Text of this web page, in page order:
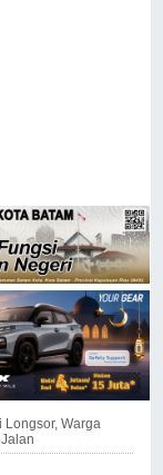
Longsor, Warga